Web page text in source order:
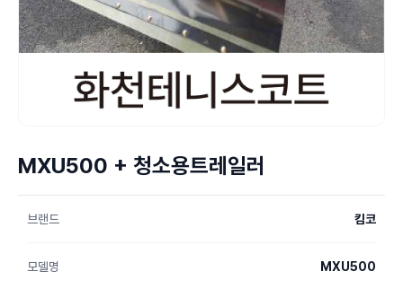
MXU500 + 청소용트레일러
브랜드 킴코
모델명 MXU500